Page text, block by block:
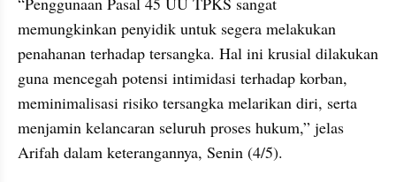
memungkinkan penyidik untuk segera melakukan
penahanan terhadap tersangka. Hal ini krusial dilakukan
guna mencegah potensi intimidasi terhadap korban,
meminimalisasi risiko tersangka melarikan diri, serta
menjamin kelancaran seluruh proses hukum,” jelas
Arifah dalam keterangannya, Senin (4/5).